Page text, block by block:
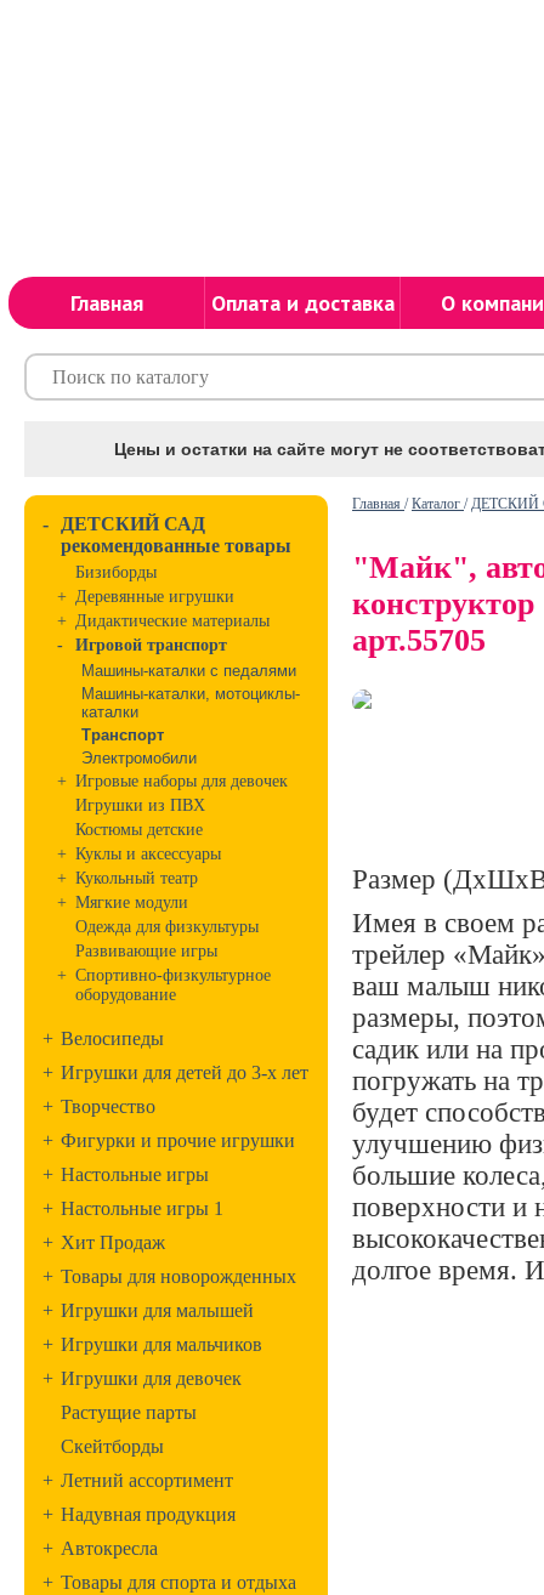
Главная Оплата и доставка О
Цены и остатки на сайте могут не
-
ДЕТСКИЙ САД
рекомендованные товары
Бизиборды
+ Деревянные игрушки
+ Дидактические материалы
-
Игровой транспорт
Машины-каталки с педалями
Машины-каталки, мотоциклы-
каталки
Транспорт
Электромобили
+ Игровые наборы для девочек
Игрушки из ПВХ
Костюмы детские
+ Куклы и аксессуары
+ Кукольный театр
+ Мягкие модули
Одежда для физкультуры
Развивающие игры
+ Спортивно-физкультурное
оборудование
+ Велосипеды
+ Игрушки для детей до 3-х лет
+ Творчество
+ Фигурки и прочие игрушки
+ Настольные игры
+ Настольные игры 1
+ Хит Продаж
+ Товары для новорожденных
+ Игрушки для малышей
+ Игрушки для мальчиков
+ Игрушки для девочек
Растущие парты
Скейтборды
+ Летний ассортимент
+ Надувная продукция
+ Автокресла
+ Товары для спорта и отдыха
Главная /Каталог /ДЕТСКИЙ
"Майк",
арт.55705
Размер
Имея в своем
трейлер
ваш малыш
размеры,
садик или на
погружать на
будет
улучшению
большие
поверхности и
долгое время.